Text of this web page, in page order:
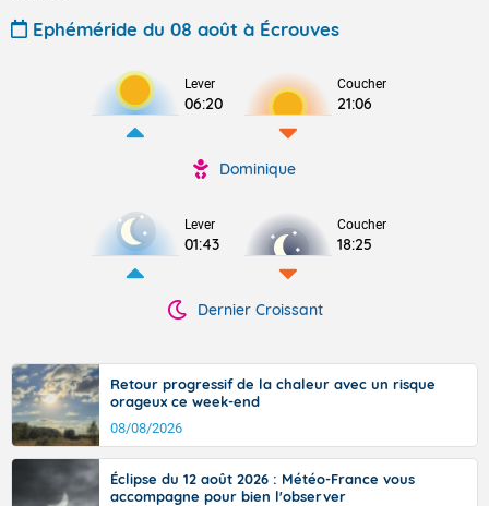
Ephéméride du 08 août à Écrouves
Lever
06:20
Coucher
21:06
Dominique
Lever
01:43
Coucher
18:25
Dernier Croissant
Retour progressif de la chaleur avec un risque
orageux ce week-end
08/08/2026
Éclipse du 12 août 2026 : Météo-France vous
accompagne pour bien l'observer